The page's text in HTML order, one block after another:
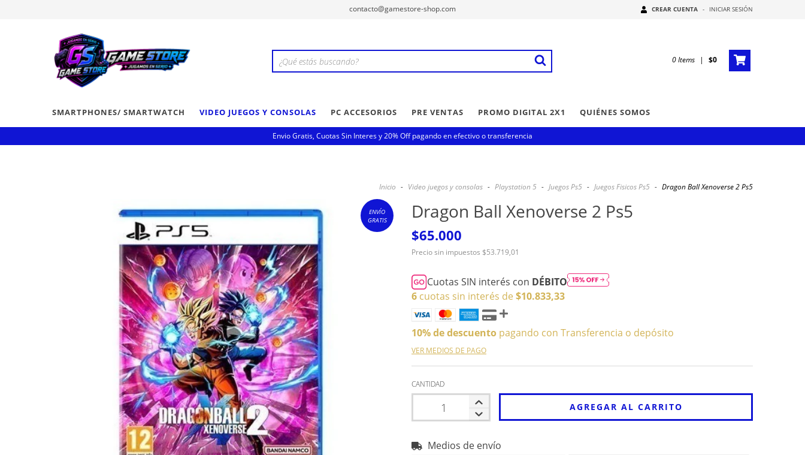
contacto@gamestore-shop.com CREAR CUENTA - INICIAR SESIÓN
0Items | $0
SMARTPHONES/ SMARTWATCH VIDEO JUEGOS Y CONSOLAS PC ACCESORIOS PRE VENTAS PROMO DIGITAL 2X1 QUIÉNES SOMOS
Envio Gratis, Cuotas Sin Interes y 20% Off pagando en efectivo o transferencia
Inicio - Video juegos y consolas - Playstation 5 - Juegos Ps5 - Juegos Fisicos Ps5 - Dragon Ball Xenoverse 2 Ps5
ENVÍO
GRATIS
Dragon Ball Xenoverse 2 Ps5
$65.000
Precio sin impuestos $53.719,01
Cuotas SIN interés con DÉBITO
6 cuotas sin interés de $10.833,33
10% de descuento pagando con Transferencia o depósito
VER MEDIOS DE PAGO
CANTIDAD
Entregas para el CP:
Medios de envío